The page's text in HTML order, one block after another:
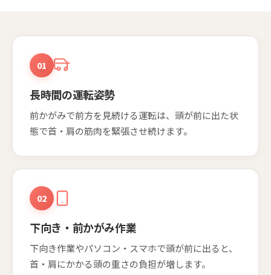
01
長時間の運転姿勢
前かがみで前方を見続ける運転は、頭が前に出た状
態で首・肩の筋肉を緊張させ続けます。
02
下向き・前かがみ作業
下向き作業やパソコン・スマホで頭が前に出ると、
首・肩にかかる頭の重さの負担が増します。